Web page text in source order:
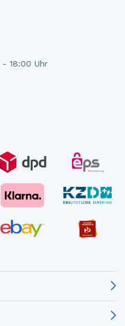
18:00 Uhr